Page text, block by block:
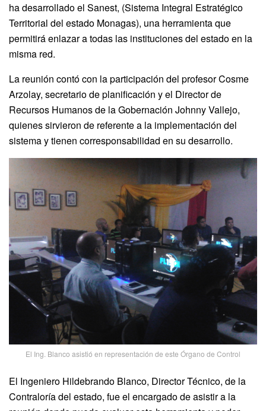
ha desarrollado el Sanest, (Sistema Integral Estratégico
Territorial del estado Monagas), una herramienta que
permitirá enlazar a todas las instituciones del estado en la
misma red.
La reunión contó con la participación del profesor Cosme
Arzolay, secretario de planificación y el Director de
Recursos Humanos de la Gobernación Johnny Vallejo,
quienes sirvieron de referente a la implementación del
sistema y tienen corresponsabilidad en su desarrollo.
El Ing. Blanco asistió en representación de este Órgano de Control
El Ingeniero Hildebrando Blanco, Director Técnico, de la
Contraloría del estado, fue el encargado de asistir a la